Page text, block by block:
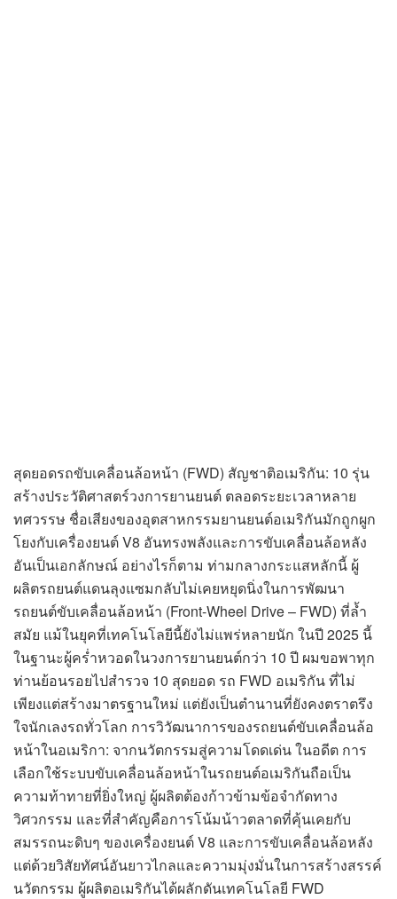
สุดยอดรถขับเคลื่อนล้อหน้า (FWD) สัญชาติอเมริกัน: 10 รุ่น
สร้างประวัติศาสตร์วงการยานยนต์ ตลอดระยะเวลาหลาย
ทศวรรษ ชื่อเสียงของอุตสาหกรรมยานยนต์อเมริกันมักถูกผูก
โยงกับเครื่องยนต์ V8 อันทรงพลังและการขับเคลื่อนล้อหลัง
อันเป็นเอกลักษณ์ อย่างไรก็ตาม ท่ามกลางกระแสหลักนี้ ผู้
ผลิตรถยนต์แดนลุงแซมกลับไม่เคยหยุดนิ่งในการพัฒนา
รถยนต์ขับเคลื่อนล้อหน้า (Front-Wheel Drive – FWD) ที่ล้ำ
สมัย แม้ในยุคที่เทคโนโลยีนี้ยังไม่แพร่หลายนัก ในปี 2025 นี้
ในฐานะผู้คร่ำหวอดในวงการยานยนต์กว่า 10 ปี ผมขอพาทุก
ท่านย้อนรอยไปสำรวจ 10 สุดยอด รถ FWD อเมริกัน ที่ไม่
เพียงแต่สร้างมาตรฐานใหม่ แต่ยังเป็นตำนานที่ยังคงตราตรึง
ใจนักเลงรถทั่วโลก การวิวัฒนาการของรถยนต์ขับเคลื่อนล้อ
หน้าในอเมริกา: จากนวัตกรรมสู่ความโดดเด่น ในอดีต การ
เลือกใช้ระบบขับเคลื่อนล้อหน้าในรถยนต์อเมริกันถือเป็น
ความท้าทายที่ยิ่งใหญ่ ผู้ผลิตต้องก้าวข้ามข้อจำกัดทาง
วิศวกรรม และที่สำคัญคือการโน้มน้าวตลาดที่คุ้นเคยกับ
สมรรถนะดิบๆ ของเครื่องยนต์ V8 และการขับเคลื่อนล้อหลัง
แต่ด้วยวิสัยทัศน์อันยาวไกลและความมุ่งมั่นในการสร้างสรรค์
นวัตกรรม ผู้ผลิตอเมริกันได้ผลักดันเทคโนโลยี FWD